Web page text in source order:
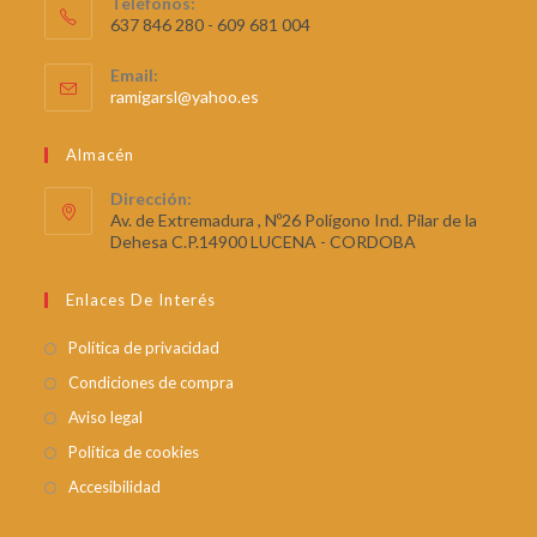
637 846 280 - 609 681 004
Email:
ramigarsl@yahoo.es
Almacén
Dirección:
Av. de Extremadura , Nº26 Polígono Ind. Pilar de la
Dehesa C.P.14900 LUCENA - CORDOBA
Enlaces De Interés
Política de privacidad
Condiciones de compra
Aviso legal
Política de cookies
Accesibilidad